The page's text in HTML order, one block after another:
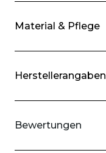
Material & Pflege
Herstellerangaben
Bewertungen